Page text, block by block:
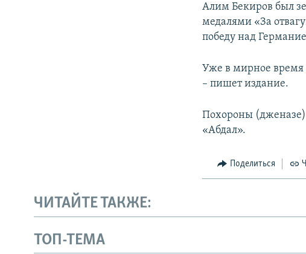
Алим Бекиров был
медалями «За
победу над
Уже в мирное время
– пишет издание.
Похороны (дженазе)
«Абдал».
Поделиться
ЧИТАЙТЕ ТАКЖЕ:
ТОП-ТЕМА